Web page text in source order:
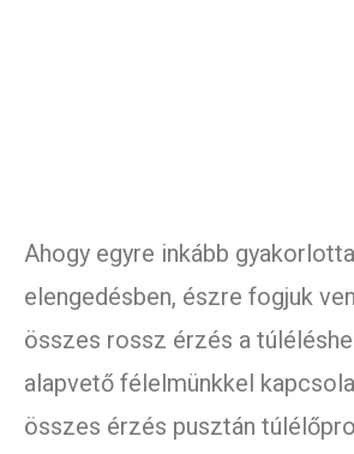
Ahogy egyre inkább
elengedésben, észre fogjuk
összes rossz érzés a
alapvető félelmünkkel
összes érzés pusztán